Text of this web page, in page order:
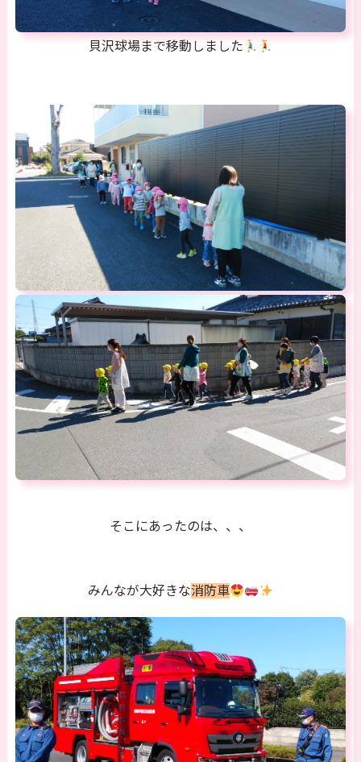
貝沢球場まで移動しました
そこにあったのは、、、
みんなが大好きな消防車